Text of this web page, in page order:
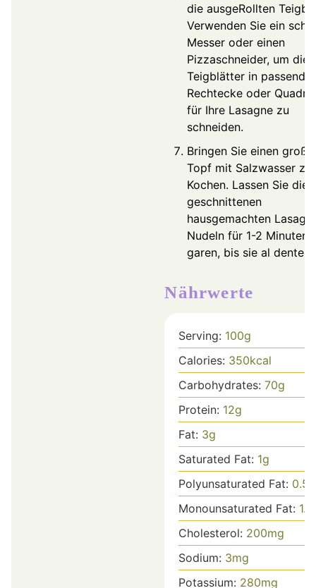
die ausgeRollten
Verwenden Sie ein
Messer oder einen
Pizzaschneider, um die
Teigblätter in passende
Rechtecke oder
für Ihre Lasagne zu
schneiden.
Bringen Sie einen
Topf mit Salzwasser
Kochen. Lassen Sie die
geschnittenen
hausgemachten
Nudeln für 1-2 Minuten
garen, bis sie al dente
Nährwerte
Serving: 100g
Calories: 350kcal
Carbohydrates:70g
Protein: 12g
Fat: 3g
Saturated Fat: 1g
Polyunsaturated Fat: 0.5
Monounsaturated Fat: 1.5
Cholesterol: 200mg
Sodium: 3mg
Potassium: 280mg